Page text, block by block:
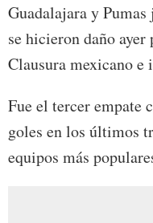
Guadalajara y
se hicieron daño
Clausura mexicano e
Fue el tercer empate
goles en los últimos
equipos más